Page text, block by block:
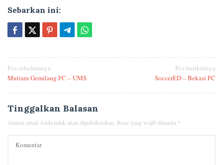
Sebarkan ini:
Navigasi
pos
Pos sebelumnya
Mutiara Gemilang FC – UMS
Pos berikutnya
SoccerED – Bekasi FC
Tinggalkan Balasan
Alamat email Anda tidak akan dipublikasikan. Ruas yang wajib ditandai *